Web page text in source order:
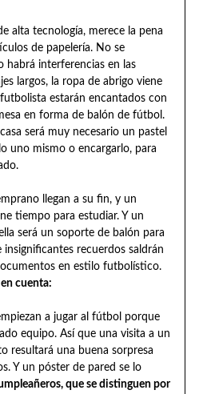
alta tecnología, merece la pena
de papelería. No se
habrá interferencias en las
largos, la ropa de abrigo viene
estarán encantados con
en forma de balón de fútbol.
será muy necesario un pastel
uno mismo o encargarlo, para
llegan a su fin, y un
tiempo para estudiar. Y un
será un soporte de balón para
recuerdos saldrán
en estilo futbolístico.
cuenta:
a jugar al fútbol porque
equipo. Así que una visita a un
resultará una buena sorpresa
Y un póster de pared se lo
que se distinguen por